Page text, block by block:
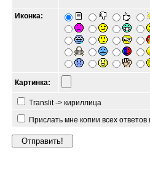
Иконка:
Картинка:
Translit -> кириллица
Прислать мне копии всех